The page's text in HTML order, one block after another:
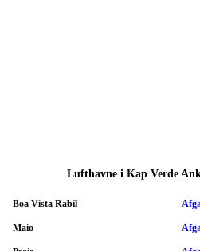
Lufthavne i Kap Verde
Boa Vista Rabil
Maio